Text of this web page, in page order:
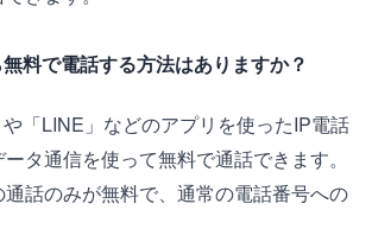
料で電話する方法はありますか？
や「LINE」などのアプリを使ったIP電話
タ通信を使って無料で通話できます。
話のみが無料で、通常の電話番号への